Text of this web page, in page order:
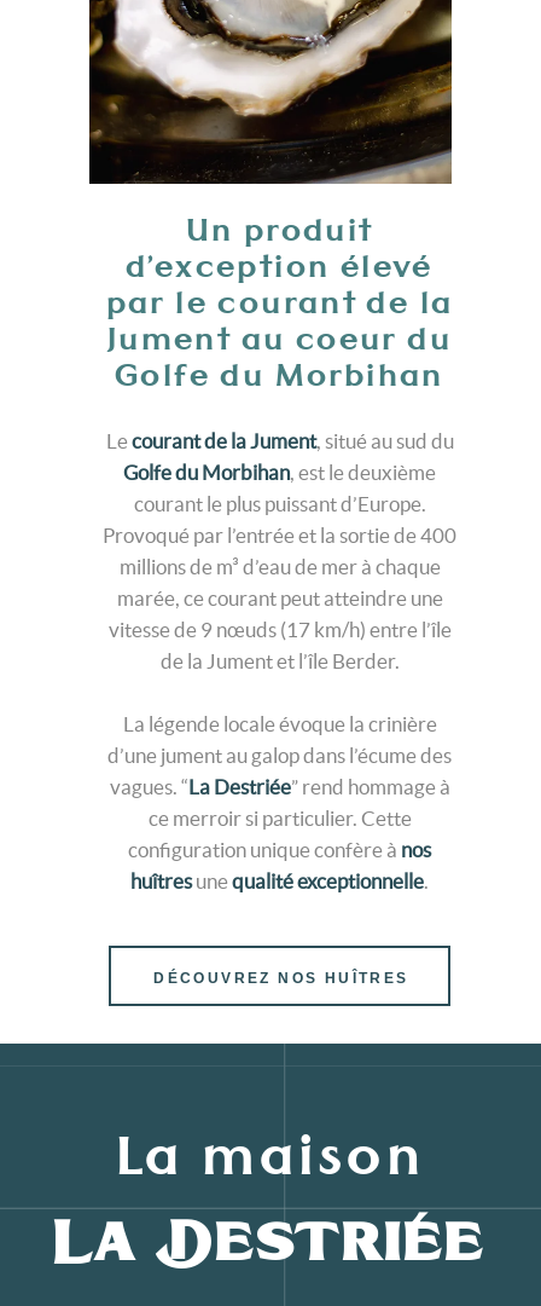
Un produit
d’exception élevé
par le courant de la
Jument au coeur du
Golfe du Morbihan
Le courant de la Jument, situé au sud du
Golfe du Morbihan , est le deuxième
courant le plus puissant d’Europe.
Provoqué par l’entrée et la sortie de 400
millions de m³ d’eau de mer à chaque
marée, ce courant peut atteindre une
vitesse de 9 nœuds (17 km/h) entre l’île
de la Jument et l’île Berder.
La légende locale évoque la crinière
d’une jument au galop dans l’écume des
vagues. “La Destriée” rend hommage à
ce merroir si particulier. Cette
configuration unique confère à nos
huîtresune qualité exceptionnelle
DÉCOUVREZ NOS HUÎTRES
La maison
La Destriée